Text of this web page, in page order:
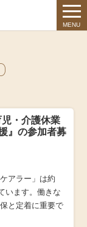
MENU
児・介護休業
』の参加者募
アラー」は約
います。働きな
と定着に重要で